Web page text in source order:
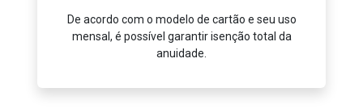
De acordo com o modelo de cartão e seu uso
mensal, é possível garantir isenção total da
anuidade.